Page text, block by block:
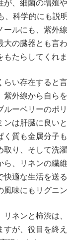
、細菌の増殖
、科学的にも説
ルにも、紫外
の臓器とも言
たらしてくれま
い存在すると
外線から自ら
ーベリーのポ
は肝臓に良い
質も金属分子
り、そして洗
、リネンの繊
適な生活を送
味にもリグニ
ネンと柿渋は
が、役目を終